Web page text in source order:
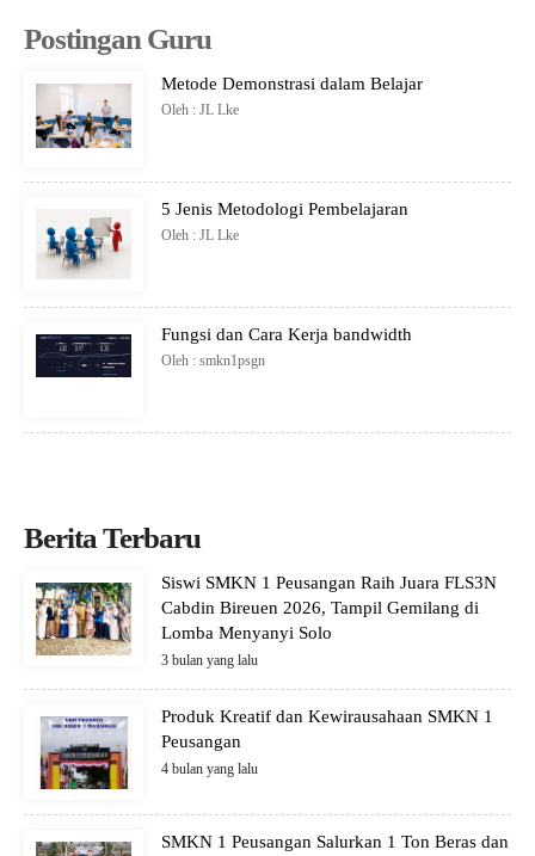
Postingan Guru
Metode Demonstrasi dalam Belajar
Oleh : JL Lke
5 Jenis Metodologi Pembelajaran
Oleh : JL Lke
Fungsi dan Cara Kerja bandwidth
Oleh : smkn1psgn
Berita Terbaru
Siswi SMKN 1 Peusangan Raih Juara FLS3N
Cabdin Bireuen 2026, Tampil Gemilang di
Lomba Menyanyi Solo
3 bulan yang lalu
Produk Kreatif dan Kewirausahaan SMKN 1
Peusangan
4 bulan yang lalu
SMKN 1 Peusangan Salurkan 1 Ton Beras dan